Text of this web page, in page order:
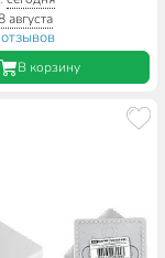
стыковочные узлы,
SQ1402-1116
августа
В корзину